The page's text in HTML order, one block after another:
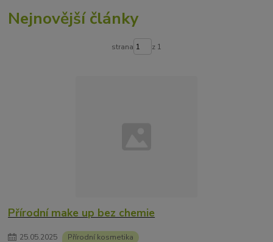
Nejnovější články
strana z 1
Přírodní make up bez chemie
25.05.2025 Přírodní kosmetika